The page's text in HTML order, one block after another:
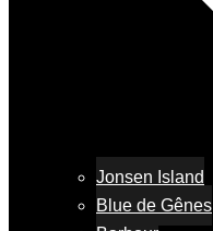
Jonsen Island
Blue de Gênes